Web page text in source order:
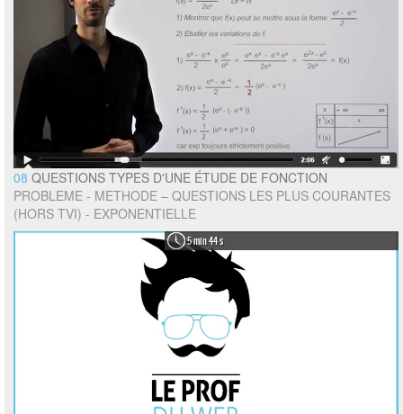
08 QUESTIONS TYPES D'UNE ÉTUDE DE FONCTION
PROBLEME - METHODE – QUESTIONS LES PLUS COURANTES
(HORS TVI) - EXPONENTIELLE
5 min 44 s